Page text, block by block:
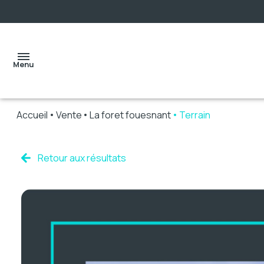
Menu
Accueil Vente La foret fouesnant Terrain
Retour aux résultats